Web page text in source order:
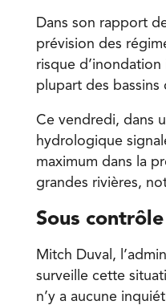
Dans son rapport
prévision des
risque
plupart des bassins
Ce vendredi, dans
hydrologique
maximum dans la
grandes rivières,
Sous contrôle
Mitch Duval,
surveille cette
n’y a aucune